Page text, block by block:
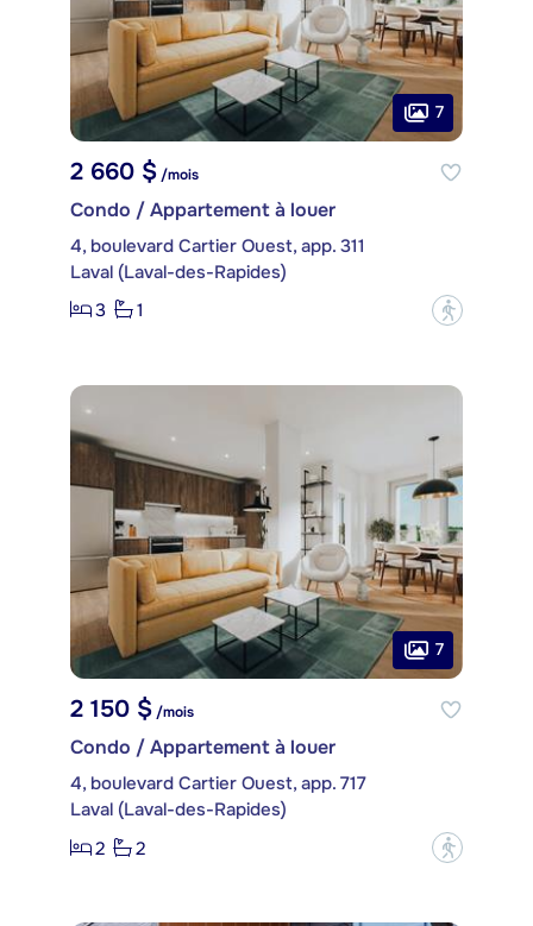
7
2 660 $ /mois
Condo / Appartement à louer
4, boulevard Cartier Ouest, app. 311
Laval (Laval-des-Rapides)
3
1 ?
7
2 150 $/mois
Condo / Appartement à louer
4, boulevard Cartier Ouest, app. 717
Laval (Laval-des-Rapides)
2
2 ?